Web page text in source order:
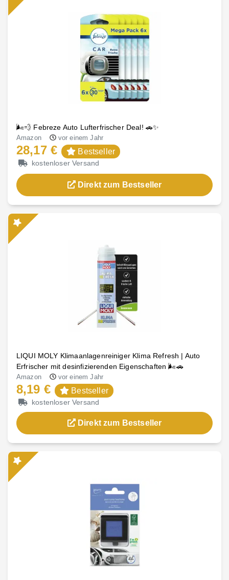
🌬️💨 Febreze Auto Lufterfrischer Deal! 🚗✨
Amazon vor einem Jahr
28,17 € Bestseller
kostenloser Versand
Direkt zum Bestseller
LIQUI MOLY Klimaanlagenreiniger Klima Refresh | Auto
Erfrischer mit desinfizierenden Eigenschaften 🌬️🚗
Amazon vor einem Jahr
8,19 € Bestseller
kostenloser Versand
Direkt zum Bestseller